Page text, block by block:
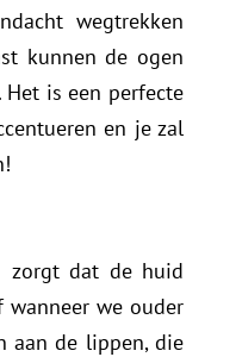
wegtrekken
kunnen de ogen
is een perfecte
en je zal
zorgt dat de huid
we ouder
aan de lippen, die